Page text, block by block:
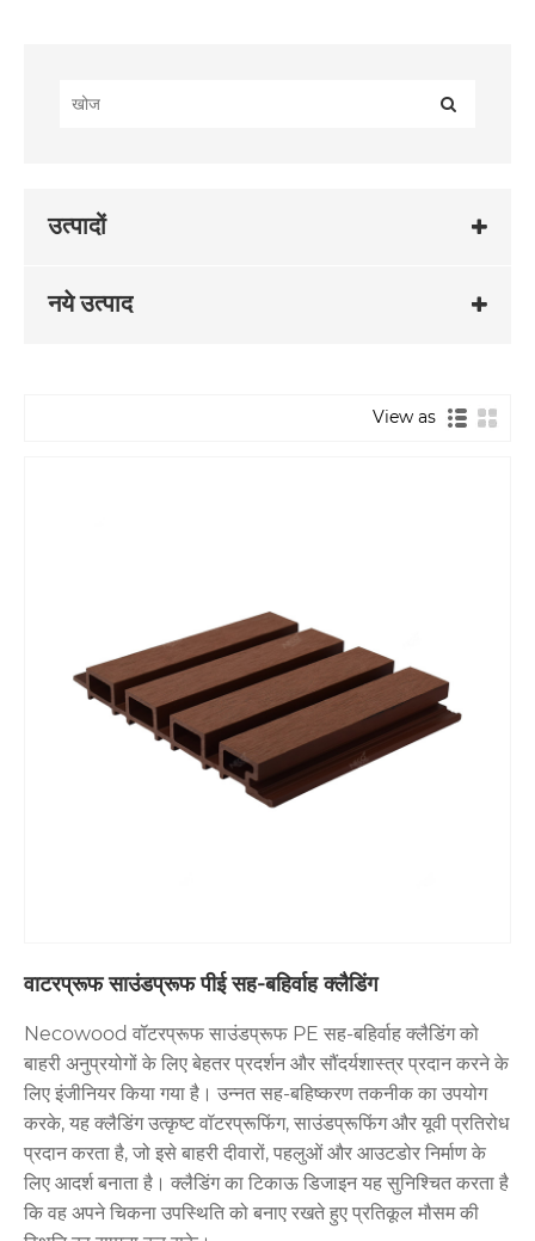
उत्पादों
नये उत्पाद
View as
वाटरप्रूफ साउंडप्रूफ पीई सह-बहिर्वाह क्लैडिंग
Necowood वॉटरप्रूफ साउंडप्रूफ PE सह-बहिर्वाह क्लैडिंग को
बाहरी अनुप्रयोगों के लिए बेहतर प्रदर्शन और सौंदर्यशास्त्र प्रदान करने के
लिए इंजीनियर किया गया है। उन्नत सह-बहिष्करण तकनीक का उपयोग
करके, यह क्लैडिंग उत्कृष्ट वॉटरप्रूफिंग, साउंडप्रूफिंग और यूवी प्रतिरोध
प्रदान करता है, जो इसे बाहरी दीवारों, पहलुओं और आउटडोर निर्माण के
लिए आदर्श बनाता है। क्लैडिंग का टिकाऊ डिजाइन यह सुनिश्चित करता है
कि वह अपने चिकना उपस्थिति को बनाए रखते हुए प्रतिकूल मौसम की